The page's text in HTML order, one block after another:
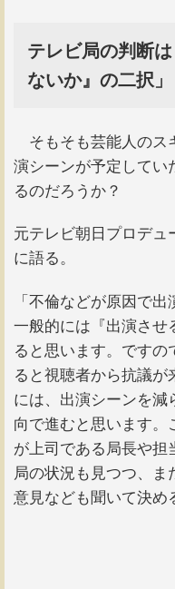
テレビ局の判断
ないか』の二択」
そもそも芸能人のス
演シーンが予定してい
るのだろうか？
元テレビ朝日プロデュ
に語る。
「不倫などが原因で
一般的には『出演させ
ると思います。です
ると視聴者から抗議が
には、出演シーンを減
向で進むと思います。
が上司である局長や担
局の状況も見つつ、
意見なども聞いて決め